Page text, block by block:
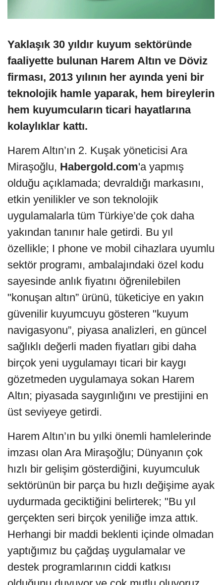
Yaklaşık 30 yıldır kuyum sektöründe
faaliyette bulunan Harem Altın ve Döviz
firması, 2013 yılının her ayında yeni bir
teknolojik hamle yaparak, hem bireylerin
hem kuyumcuların ticari hayatlarına
kolaylıklar kattı.
Harem Altın’ın 2. Kuşak yöneticisi Ara
Miraşoğlu, Habergold.com'a yapmış
olduğu açıklamada; devraldığı markasını,
etkin yenilikler ve son teknolojik
uygulamalarla tüm Türkiye’de çok daha
yakından tanınır hale getirdi. Bu yıl
özellikle; I phone ve mobil cihazlara uyumlu
sektör programı, ambalajındaki özel kodu
sayesinde anlık fiyatını öğrenilebilen
"konuşan altın” ürünü, tüketiciye en yakın
güvenilir kuyumcuyu gösteren "kuyum
navigasyonu”, piyasa analizleri, en güncel
sağlıklı değerli maden fiyatları gibi daha
birçok yeni uygulamayı ticari bir kaygı
gözetmeden uygulamaya sokan Harem
Altın; piyasada saygınlığını ve prestijini en
üst seviyeye getirdi.
Harem Altın’ın bu yılki önemli hamlelerinde
imzası olan Ara Miraşoğlu; Dünyanın çok
hızlı bir gelişim gösterdiğini, kuyumculuk
sektörünün bir parça bu hızlı değişime ayak
uydurmada geciktiğini belirterek; "Bu yıl
gerçekten seri birçok yeniliğe imza attık.
Herhangi bir maddi beklenti içinde olmadan
yaptığımız bu çağdaş uygulamalar ve
destek programlarının ciddi katkısı